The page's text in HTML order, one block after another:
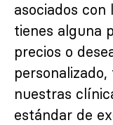
asociados con
tienes alguna
precios o
nuestras
estándar de